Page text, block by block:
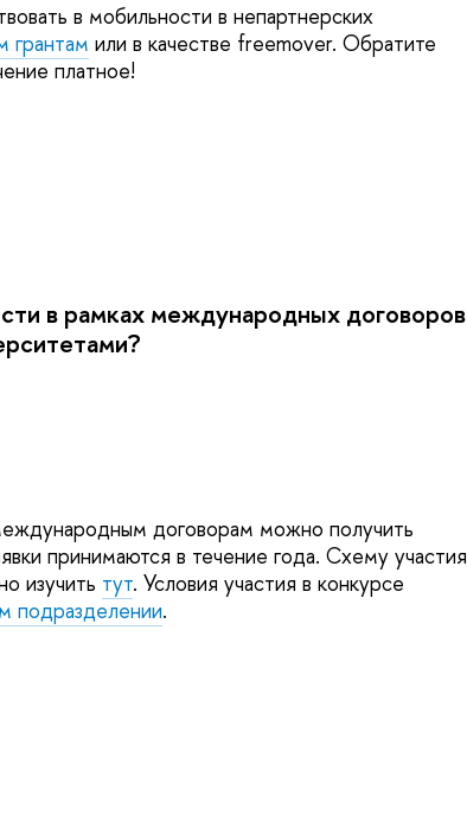
в мобильности в непартнерских
грантам или в качестве freemover. Обратите
платное!
в рамках международных договоров
договорам можно получить
принимаются в течение года. Схему участия
изучить тут. Условия участия в конкурсе
подразделении.